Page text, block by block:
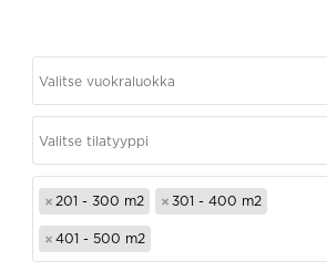
× 201 - 300 m2 × 301 - 400 m2
× 401 - 500 m2